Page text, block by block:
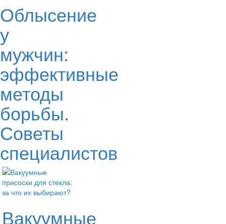
Облысение
у
мужчин:
эффективные
методы
борьбы.
Советы
специалистов
Вакуумные